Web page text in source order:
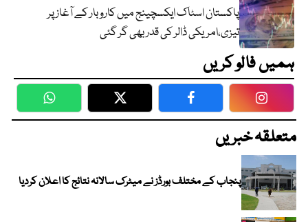
پاکستان اسٹاک ایکسچینج میں کاروبار کے آغاز پر
تیزی،امریکی ڈالر کی قدر بھی گر گئی
ہمیں فالو کریں
WhatsApp Twitter Facebook
متعلقہ خبریں
پنجاب کے مختلف بورڈز نے میٹرک سالانہ نتائج کا اعلان کردیا